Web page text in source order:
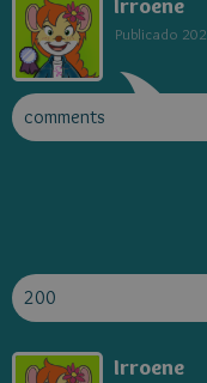
Irroene
Publicado
comments
200
Irroene